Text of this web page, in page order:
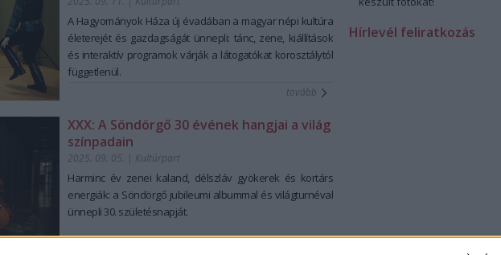
A Hagyományok Háza új évadában a magyar népi kultúra
életerejét és gazdagságát ünnepli: tánc, zene, kiállítások
és interaktív programok várják a látogatókat korosztálytól
függetlenül.
tovább
XXX: A Söndörgő 30 évének hangjai a világ
színpadain
2025. 09. 05. | Kultúrpart
Harminc év zenei kaland, délszláv gyökerek és kortárs
energiák: a Söndörgő jubileumi albummal és világturnéval
ünnepli 30. születésnapját.
Hírlevél feliratkozás